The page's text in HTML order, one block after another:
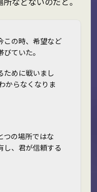
この時、希望など
ていた。
ために戦いまし
からなくなりま
つの場所ではな
し、君が信頼する